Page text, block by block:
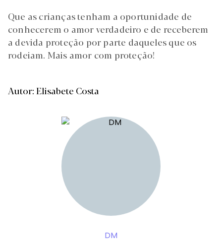
Que as crianças tenham a oportunidade de
conhecerem o amor verdadeiro e de receberem
a devida proteção por parte daqueles que os
rodeiam. Mais amor com proteção!
Autor: Elisabete Costa
DM